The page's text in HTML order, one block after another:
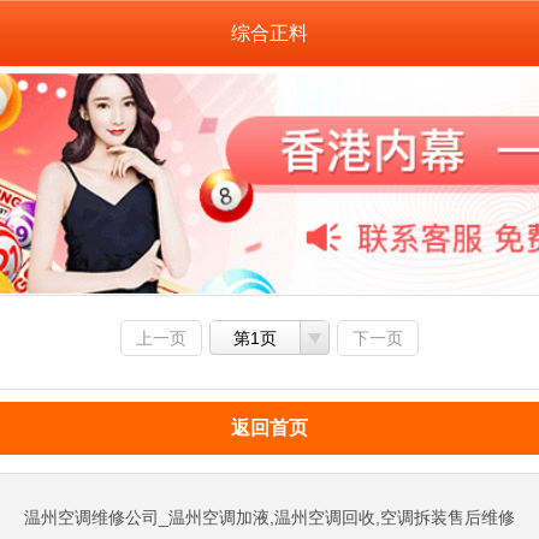
综合正料
上一页 第1页 下一页
返回首页
温州空调维修公司_温州空调加液,温州空调回收,空调拆装售后维修